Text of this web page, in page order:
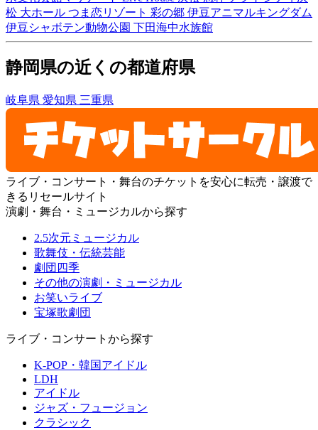
松 大ホール つま恋リゾート 彩の郷 伊豆アニマルキングダム
伊豆シャボテン動物公園 下田海中水族館
静岡県の近くの都道府県
岐阜県 愛知県 三重県
ライブ・コンサート・舞台のチケットを安心に転売・譲渡で
きるリセールサイト
演劇・舞台・ミュージカルから探す
2.5次元ミュージカル
歌舞伎・伝統芸能
劇団四季
その他の演劇・ミュージカル
お笑いライブ
宝塚歌劇団
ライブ・コンサートから探す
K-POP・韓国アイドル
LDH
アイドル
ジャズ・フュージョン
クラシック